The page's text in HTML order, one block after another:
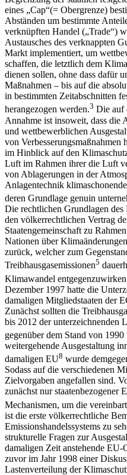
eines „Cap“(= Obergrenze)
Abständen um bestimmte
verknüpften Handel („Trade“)
Austausches des verknappten
Markt implementiert, um
schaffen, die letztlich dem
dienen sollen, ohne dass dafür
Maßnahmen – bis auf die
in bestimmten Zeitabschnitten
herangezogen werden.3 Die auf
Annahme ist insoweit, dass die
und wettbewerblichen
von
im Hinblick auf den
Luft im Rahmen ihrer die Luft
von Ablagerungen in der
Anlagentechnik
deren Grundlage genuin
Die rechtlichen Grundlagen
den völkerrechtlichen Vertrag
Staatengemeinschaft zu
Nationen über
zurück, welcher zum
Treibhausgasemissionen5
Klimawandel
Dezember 1997 hatte die
damaligen Mitgliedstaaten der
Zunächst sollten die
bis 2012 der unterzeichnenden
gegenüber dem Stand von
weitergehende Ausgestaltung
damaligen EU8 wurde
Sodass auf die verschiedenen
Zielvorgaben angefallen sind.
zunächst nur staatenbezogener
Mechanismen, um die
ist die erste völkerrechtliche
Emissionshandelssystems zu
strukturelle Fragen zur
damaligen Zeit anstehende EU-
zuvor im Jahr 1998 einer
Lastenverteilung der